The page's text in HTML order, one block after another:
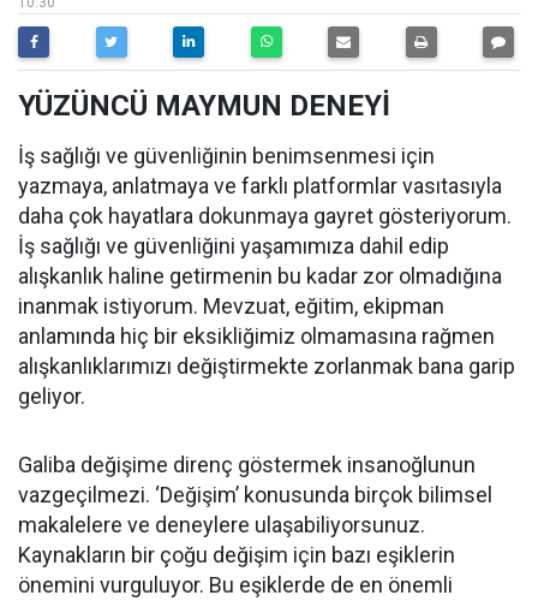
YÜZÜNCÜ MAYMUN DENEYİ
İş sağlığı ve güvenliğinin benimsenmesi için
yazmaya, anlatmaya ve farklı platformlar vasıtasıyla
daha çok hayatlara dokunmaya gayret gösteriyorum.
İş sağlığı ve güvenliğini yaşamımıza dahil edip
alışkanlık haline getirmenin bu kadar zor olmadığına
inanmak istiyorum. Mevzuat, eğitim, ekipman
anlamında hiç bir eksikliğimiz olmamasına rağmen
alışkanlıklarımızı değiştirmekte zorlanmak bana garip
geliyor.
Galiba değişime direnç göstermek insanoğlunun
vazgeçilmezi. ‘Değişim’ konusunda birçok bilimsel
makalelere ve deneylere ulaşabiliyorsunuz.
Kaynakların bir çoğu değişim için bazı eşiklerin
önemini vurguluyor. Bu eşiklerde de en önemli